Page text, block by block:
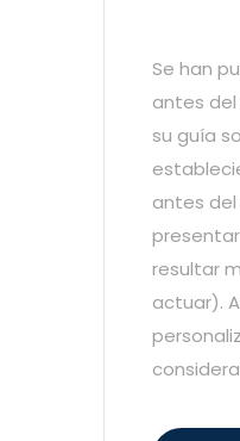
Se han
antes del
su guía
antes del
resultar
actuar).